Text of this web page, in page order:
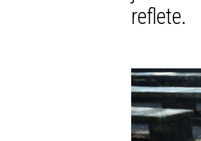
reflete.